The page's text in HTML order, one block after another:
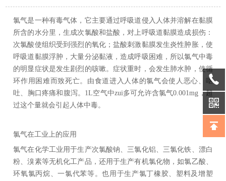
氯气是一种有毒气体，它主要通过呼吸道侵入人体并溶解在黏膜
所含的水分里，生成次氯酸和盐酸，对上呼吸道黏膜造成损伤：
次氯酸使组织受到强烈的氧化；盐酸刺激黏膜发生炎性肿胀，使
呼吸道黏膜浮肿，大量分泌黏液，造成呼吸困难，所以氯气中毒
的明显症状是发生剧烈的咳嗽。症状重时，会发生肺水肿，使循
环作用困难而致死亡。由食道进入人体的氯气会使人恶心、呕
吐、胸口疼痛和腹泻。1L空气中zui多可允许含氯气0.001mg，超
过这个量就会引起人体中毒。
氯气在工业上的应用
氯气在化学工业用于生产次氯酸钠、三氯化铝、三氯化铁、漂白
粉、溴素等无机化工产品，还用于生产有机氯化物，如氯乙酸、
环氧氯丙烷、一氯代苯等。也用于生产氯丁橡胶、塑料及增塑